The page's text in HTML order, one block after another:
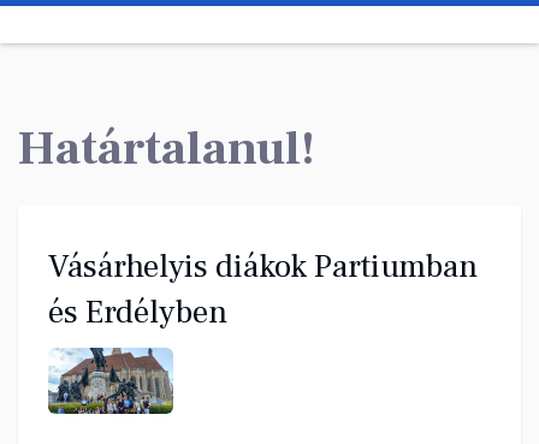
Határtalanul!
Vásárhelyis diákok Partiumban
és Erdélyben